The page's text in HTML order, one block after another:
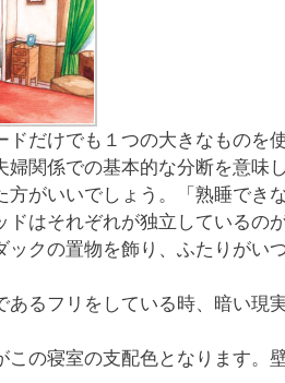
ドだけでも１つの大きなものを
関係での基本的な分断を意味し
方がいいでしょう。「熟睡でき
ドはそれぞれが独立しているの
ックの置物を飾り、ふたりがい
あるフリをしている時、暗い現
この寝室の支配色となります。